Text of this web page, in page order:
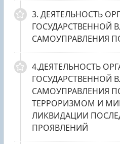
3. ДЕЯТЕЛЬНОСТЬ
ГОСУДАРСТВЕННОЙ
САМОУПРАВЛЕНИЯ
4.ДЕЯТЕЛЬНОСТЬ
ГОСУДАРСТВЕННОЙ
САМОУПРАВЛЕНИЯ
ТЕРРОРИЗМОМ И
ЛИКВИДАЦИИ
ПРОЯВЛЕНИЙ